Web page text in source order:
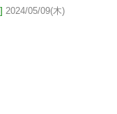
2024/05/09(木)